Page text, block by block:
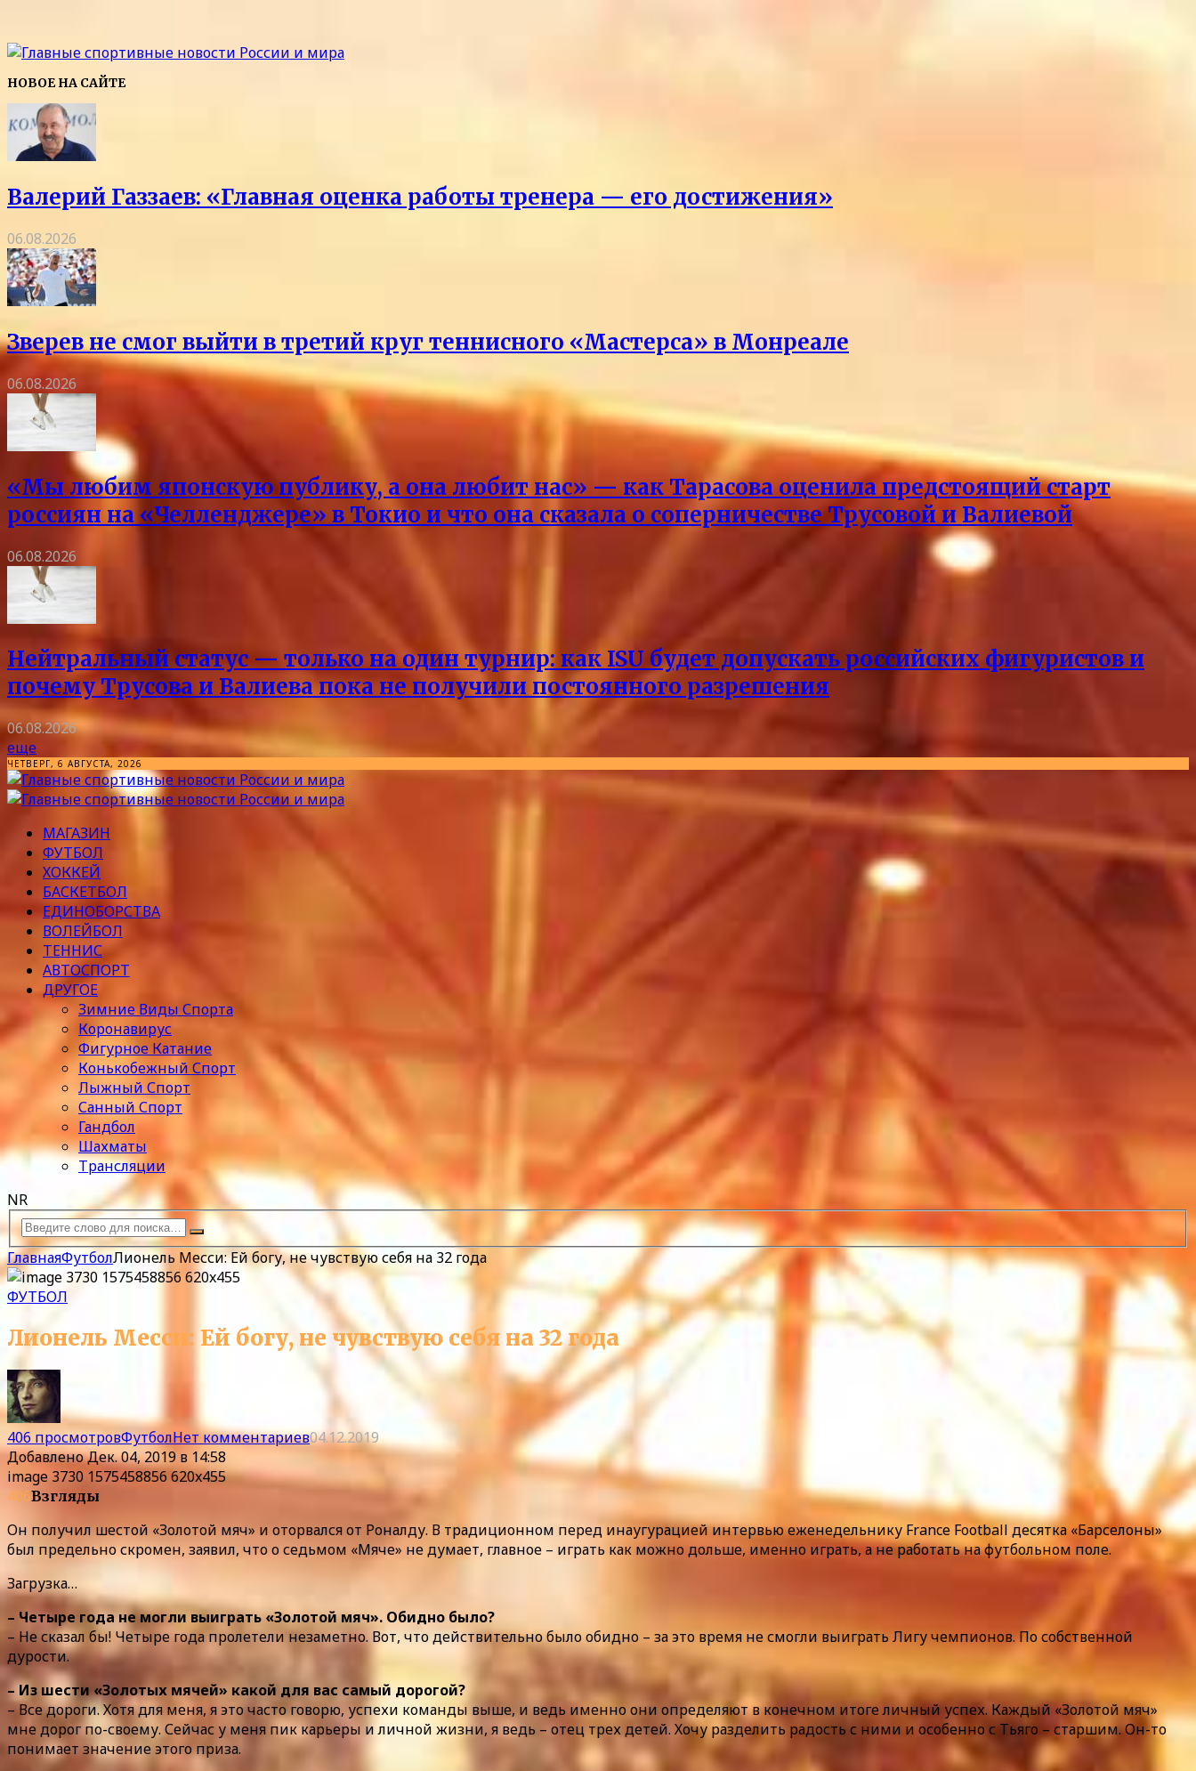
НОВОЕ НА САЙТЕ
Валерий Газзаев: «Главная оценка работы тренера — его достижения»
06.08.2026
Зверев не смог выйти в третий круг теннисного «Мастерса» в Монреале
06.08.2026
«Мы любим японскую публику, а она любит нас» — как Тарасова оценила предстоящий старт
россиян на «Челленджере» в Токио и что она сказала о соперничестве Трусовой и Валиевой
06.08.2026
Нейтральный статус — только на один турнир: как ISU будет допускать российских фигуристов и
почему Трусова и Валиева пока не получили постоянного разрешения
06.08.2026
еще
ЧЕТВЕРГ, 6 АВГУСТА, 2026
МАГАЗИН
ФУТБОЛ
ХОККЕЙ
БАСКЕТБОЛ
ЕДИНОБОРСТВА
ВОЛЕЙБОЛ
ТЕННИС
АВТОСПОРТ
ДРУГОЕ
Зимние Виды Спорта
Коронавирус
Фигурное Катание
Конькобежный Спорт
Лыжный Спорт
Санный Спорт
Гандбол
Шахматы
Трансляции
NR
ГлавнаяФутболЛионель Месси: Ей богу, не чувствую себя на 32 года
ФУТБОЛ
Лионель Месси: Ей богу, не чувствую себя на 32 года
406 просмотровФутболНет комментариев04.12.2019
ДобавленоДек. 04, 2019 в 14:58
image 3730 1575458856 620x455
406Взгляды
Он получил шестой «Золотой мяч» и оторвался от Роналду. В традиционном перед инаугурацией интервью еженедельнику France Football десятка «Барселоны»
был предельно скромен, заявил, что о седьмом «Мяче» не думает, главное – играть как можно дольше, именно играть, а не работать на футбольном поле.
Загрузка…
– Четыре года не могли выиграть «Золотой мяч». Обидно было?
– Не сказал бы! Четыре года пролетели незаметно. Вот, что действительно было обидно – за это время не смогли выиграть Лигу чемпионов. По собственной
дурости.
– Из шести «Золотых мячей» какой для вас самый дорогой?
– Все дороги. Хотя для меня, я это часто говорю, успехи команды выше, и ведь именно они определяют в конечном итоге личный успех. Каждый «Золотой мяч»
мне дорог по-своему. Сейчас у меня пик карьеры и личной жизни, я ведь – отец трех детей. Хочу разделить радость с ними и особенно с Тьяго – старшим. Он-то
понимает значение этого приза.